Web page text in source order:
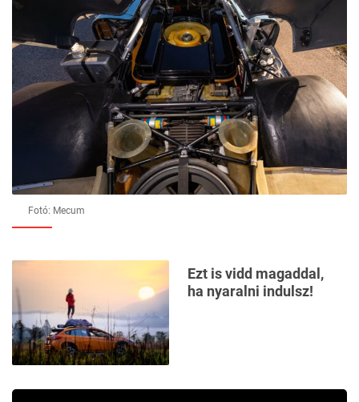
Fotó: Mecum
Ezt is vidd magaddal,
ha nyaralni indulsz!